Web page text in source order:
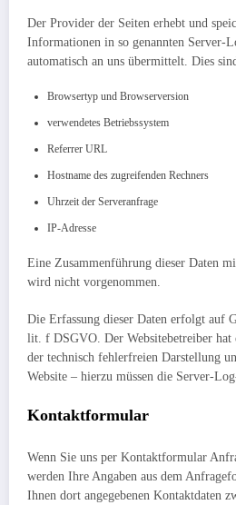
Der Provider der Seiten erhebt und
Informationen in so genannten Server-
automatisch an uns übermittelt. Dies
Browsertyp und Browserversion
verwendetes Betriebssystem
Referrer URL
Hostname des zugreifenden Rechners
Uhrzeit der Serveranfrage
IP-Adresse
Eine Zusammenführung dieser Daten
wird nicht vorgenommen.
Die Erfassung dieser Daten erfolgt auf
lit. f DSGVO. Der Websitebetreiber hat
der technisch fehlerfreien Darstellung
Website – hierzu müssen die Server-
Kontaktformular
Wenn Sie uns per Kontaktformular
werden Ihre Angaben aus dem
Ihnen dort angegebenen Kontaktdaten